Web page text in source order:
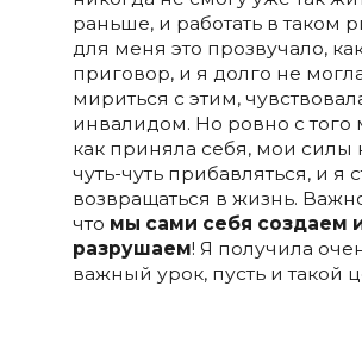
раньше, и работать в таком
для меня это прозвучало,
приговор, и я долго не
мириться с этим,
инвалидом. Но ровно с того
как приняла себя, мои силы
чуть-чуть прибавляться, и я
возвращаться в жизнь.
что мы сами себя создаем
разрушаем! Я получила
важный урок, пусть и такой